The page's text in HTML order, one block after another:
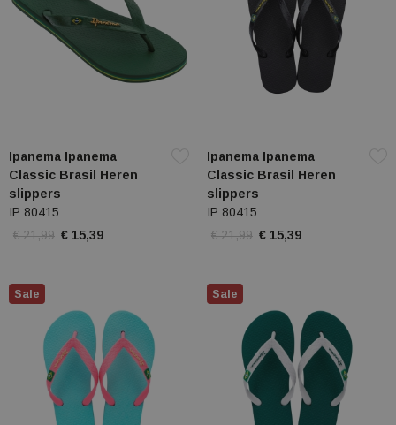
Ipanema Ipanema
Classic Brasil Heren
slippers
IP 80415
€ 21,99 € 15,39
Ipanema Ipanema
Classic Brasil Heren
slippers
IP 80415
€ 21,99 € 15,39
Sale Sale